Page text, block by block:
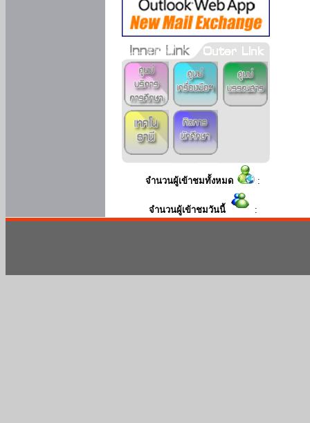
จำนวนผู้เข้าชมทั้งหมด :
จำนวนผู้เข้าชมวันนี้ :